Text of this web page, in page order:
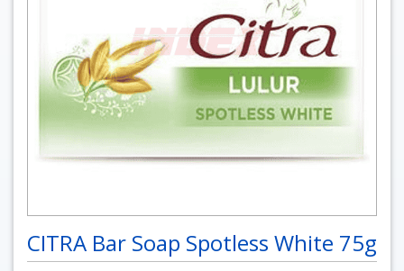
CITRA Bar Soap Spotless White 75g